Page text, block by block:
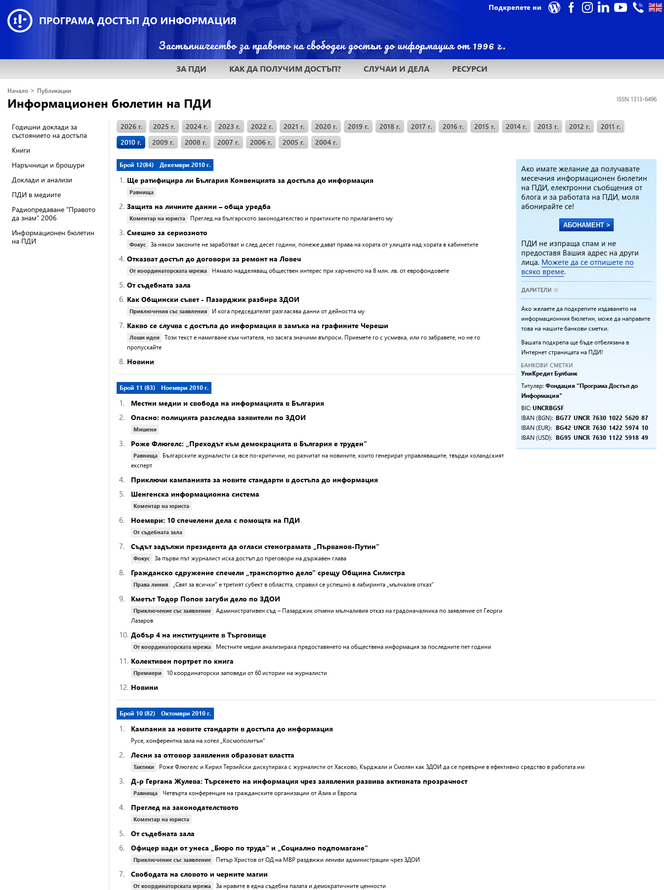
Подкрепете ни
ЗА ПДИ КАК ДА ПОЛУЧИМ ДОСТЪП? СЛУЧАИ И ДЕЛА РЕСУРСИ
Начало > Публикации
Информационен бюлетин на ПДИ ISSN 1313-6496
Годишни доклади за
състоянието на достъпа
Книги
Наръчници и брошури
Доклади и анализи
ПДИ в медиите
Радиопредаване "Правото
да знам" 2006
Информационен бюлетин
на ПДИ
2026 г. 2025 г. 2024 г. 2023 г. 2022 г. 2021 г. 2020 г. 2019 г. 2018 г. 2017 г. 2016 г. 2015 г. 2014 г. 2013 г. 2012 г.
2011 г.
2010 г.
2009 г. 2008 г. 2007 г. 2006 г. 2005 г. 2004 г.
Ако имате желание да получавате
месечния информационен бюлетин
на ПДИ, електронни съобщения от
блога и за работата на ПДИ, моля
абонирайте се!
АБОНАМЕНТ >
ПДИ не изпраща спам и не
предоставя Вашия адрес на други
лица. Можете да се отпишете по
всяко време.
Ако желаете да подкрепите издаването на
информационния бюлетин, може да направите
това на нашите банкови сметки.
Вашата подкрепа ще бъде отбелязана в
Интернет страницата на ПДИ!
УниKредит Булбанк
Титуляр: Фондация "Програма Достъп до
Информация"
BIC: UNCRBGSF
IBAN (BGN): BG77 UNCR 7630 1022 5620 87
IBAN (EUR):
BG42 UNCR 7630 1422 5974 10
IBAN (USD): BG95 UNCR 7630 1122 5918 49
Брой 12(84) Декември 2010 г.
1. Ще ратифицира ли България Конвенцията за достъпа до информация
Равнища
2. Защита на личните данни – обща уредба
Коментар на юриста Преглед на българското законодателство и практиките по прилагането му
3. Смешно за сериозното
Фокус За някои законите не заработват и след десет години, понеже дават права на хората от улицата над хората в кабинетите
4. Отказват достъп до договори за ремонт на Ловеч
От координаторската мрежа Нямало надделяващ обществен интерес при харченото на 8 млн. лв. от еврофондовете
5. От съдебната зала
6. Как Общински съвет - Пазарджик разбира ЗДОИ
Приключения със заявления И кога председателят разгласява данни от дейността му
7. Какво се случва с достъпа до информация в замъка на графините Череши
Лоши идеи
Този текст е намигване към читателя, но засяга значими въпроси. Приемете го с усмивка, или го забравете, но не го
пропускайте
8. Новини
Брой 11 (83) Ноември 2010 г.
1. Местни медии и свобода на информацията в България
2. Опасно: полицията разследва заявители по ЗДОИ
Мишени
3. Роже Флюгелс: „Преходът към демокрацията в България е труден”
Равнища
Българските журналисти са все по-критични, но разчитат на новините, които генерират управляващите, твърди холандският
експерт
4. Приключи кампанията за новите стандарти в достъпа до информация
5. Шенгенска информационна система
Коментар на юриста
6. Ноември: 10 спечелени дела с помощта на ПДИ
От съдебната зала
7. Съдът задължи президента да огласи стенограмата „Първанов-Путин“
Фокус За първи път журналист иска достъп до преговори на държавен глава
8. Гражданско сдружение спечели „транспортно дело” срещу Община Силистра
Права линия „Свят за всички” е третият субект в областта, справил се успешно в лабиринта „мълчалив отказ”
9. Кметът Тодор Попов загуби дело по ЗДОИ
Приключение със заявление
Административен съд – Пазарджик отмени мълчаливия отказ на градоначалника по заявление от Георги
Лазаров
10. Добър 4 на институциите в Търговище
От координаторската мрежа Местните медии анализираха предоставянето на обществена информация за последните пет години
11. Колективен портрет по книга
Премиери 10 координаторски заповеди от 60 истории на журналисти
12. Новини
Брой 10 (82) Октомври 2010 г.
1. Кампания за новите стандарти в достъпа до информация
Русе, конферентна зала на хотел „Космополитън”
2. Лесни за отговор заявления образоват властта
Тактики Роже Флюгелс и Кирил Терзийски дискутираха с журналисти от Хасково, Кърджали и Смолян как ЗДОИ да се превърне в ефективно средство в работата им
3. Д-р Гергана Жулева: Търсенето на информация чрез заявления развива активната прозрачност
Равнища Четвърта конференция на гражданските организации от Азия и Европа
4. Преглед на законодателството
Коментар на юриста
5. От съдебната зала
6. Офицер вади от унеса „Бюро по труда“ и „Социално подпомагане“
Приключениe със заявлениe Петър Христов от ОД на МВР раздвижи лениви администрации чрез ЗДОИ
7. Свободата на словото и черните магии
От координаторската мрежа За нравите в една съдебна палата и демократичните ценности